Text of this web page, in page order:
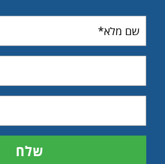
מלא